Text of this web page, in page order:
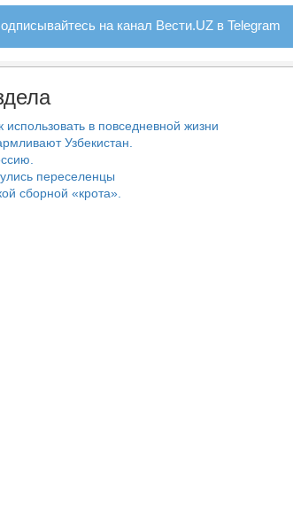
на канал Вести.UZ в Telegram
использовать в повседневной жизни
Узбекистан.
переселенцы
сборной «крота».